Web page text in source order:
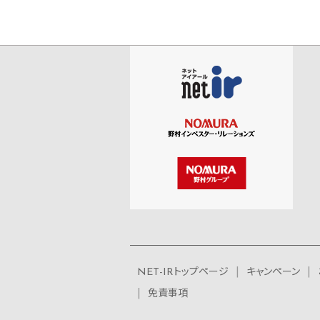
NET-IRトップページ キャンペーン
免責事項